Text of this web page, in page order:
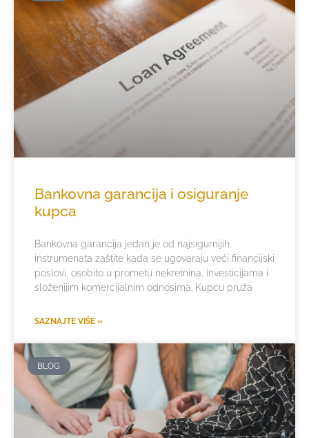
Bankovna garancija i osiguranje
kupca
Bankovna garancija jedan je od najsigurnijih
instrumenata zaštite kada se ugovaraju veći financijski
poslovi, osobito u prometu nekretnina, investicijama i
složenijim komercijalnim odnosima. Kupcu pruža
SAZNAJTE VIŠE »
BLOG